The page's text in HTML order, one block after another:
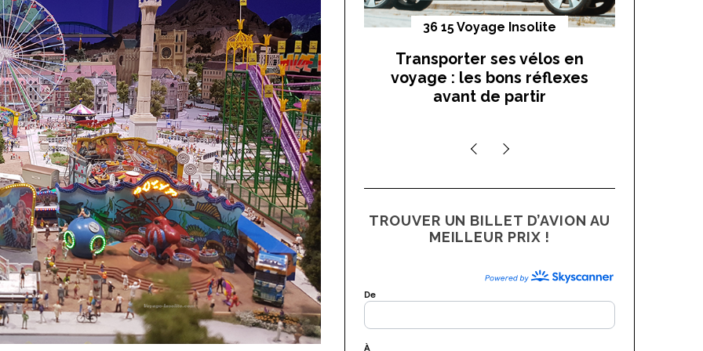
Japon
café à
à Tokyo
La France insolite : vacances et
voyages insolites en France
Top 10 des activités et
hébergements insolites sur
l’île d’Oléron
36 15 Voyage Insolite
Transporter ses vélos en
voyage : les bons réflexes
avant de partir
TROUVER UN BILLET D’AVION AU
MEILLEUR PRIX !